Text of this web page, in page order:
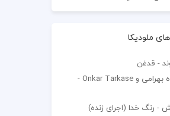
ملودیکا
- قدغن
کوروش شاه بهرامی و Onkar Tarkase -
- رنگ خدا (اجرای زنده)